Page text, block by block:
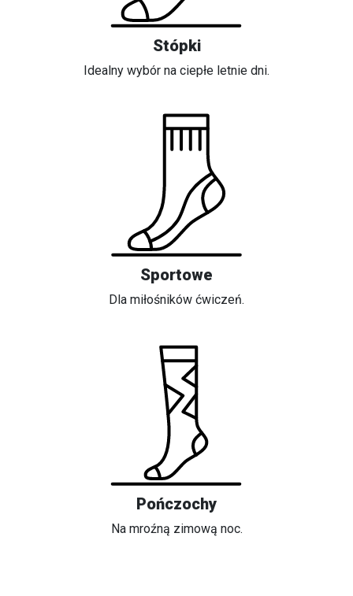
Stópki
Idealny wybór na ciepłe letnie dni.
Sportowe
Dla miłośników ćwiczeń.
Pończochy
Na mroźną zimową noc.